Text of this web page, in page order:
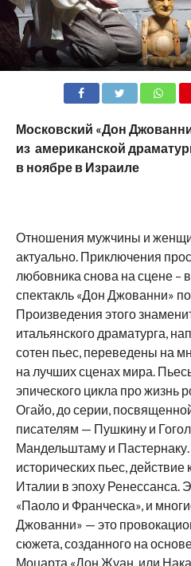
Московский «Дон
из американской
в ноябре в Израиле
Отношения мужчины и
актуально. Приключения
любовника снова на сцене –
спектакль «Дон Джованни»
Произведения этого
итальянского драматурга,
сотен пьес, переведены на
на лучших сценах мира.
эпического цикла про жизнь
Огайо, до серии,
писателям — Пушкину и
Мандельштаму и
исторических пьес,
Италии в эпоху Ренессанса.
«Паоло и Франческа», и
Джованни» — это
сюжета, созданного на
Моцарта «Дон Жуан, или